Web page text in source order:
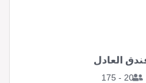
20 - 175
العادل